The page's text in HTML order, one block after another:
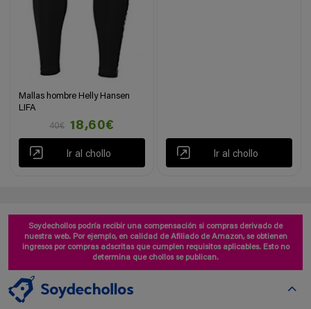
Mallas hombre Helly Hansen
LIFA
40€
18,60€
Ir al chollo Ir al chollo
Soydechollos podría recibir una compensación si compras derivado de
nuestra web. Por ejemplo, en calidad de Afiliado de Amazon, se obtienen
ingresos por compras adscritas que cumplen requisitos aplicables. Esto no
determina que chollos se publican.